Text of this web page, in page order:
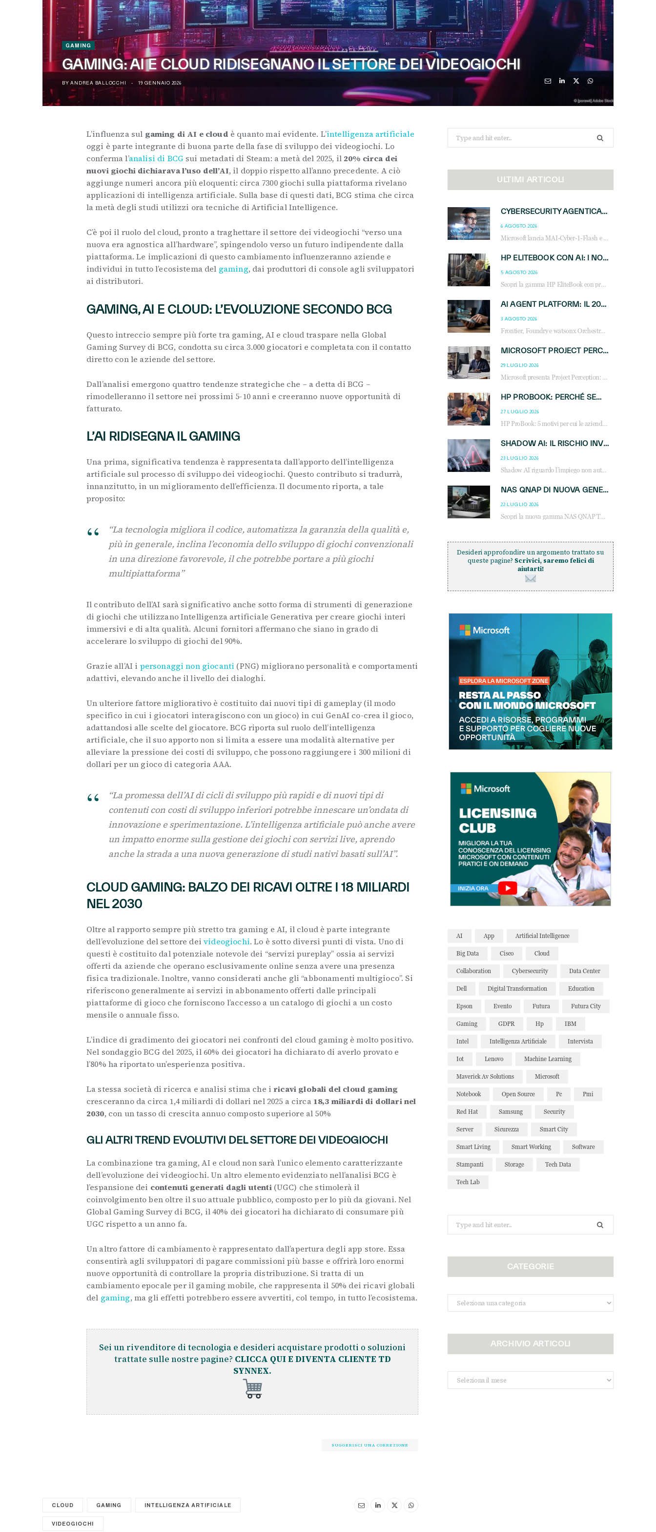
GAMING
GAMING: AI E CLOUD RIDISEGNANO IL SETTORE DEI VIDEOGIOCHI
BY ANDREA BALLOCCHI 19 GENNAIO 2026
L’influenza sul gaming di AI e cloud è quanto mai evidente. L’intelligenza artificiale
oggi è parte integrante di buona parte della fase di sviluppo dei videogiochi. Lo
conferma l’analisi di BCG sui metadati di Steam: a metà del 2025, il 20% circa dei
nuovi giochi dichiarava l’uso dell’AI, il doppio rispetto all’anno precedente. A ciò
aggiunge numeri ancora più eloquenti: circa 7300 giochi sulla piattaforma rivelano
applicazioni di intelligenza artificiale. Sulla base di questi dati, BCG stima che circa
la metà degli studi utilizzi ora tecniche di Artificial Intelligence.
C’è poi il ruolo del cloud, pronto a traghettare il settore dei videogiochi “verso una
nuova era agnostica all’hardware”, spingendolo verso un futuro indipendente dalla
piattaforma. Le implicazioni di questo cambiamento influenzeranno aziende e
individui in tutto l’ecosistema del gaming, dai produttori di console agli sviluppatori
ai distributori.
GAMING, AI E CLOUD: L’EVOLUZIONE SECONDO BCG
Questo intreccio sempre più forte tra gaming, AI e cloud traspare nella Global
Gaming Survey di BCG, condotta su circa 3.000 giocatori e completata con il contatto
diretto con le aziende del settore.
Dall’analisi emergono quattro tendenze strategiche che – a detta di BCG –
rimodelleranno il settore nei prossimi 5-10 anni e creeranno nuove opportunità di
fatturato.
L’AI RIDISEGNA IL GAMING
Una prima, significativa tendenza è rappresentata dall’apporto dell’intelligenza
artificiale sul processo di sviluppo dei videogiochi. Questo contributo si tradurrà,
innanzitutto, in un miglioramento dell’efficienza. Il documento riporta, a tale
proposito:
“La tecnologia migliora il codice, automatizza la garanzia della qualità e,
più in generale, inclina l’economia dello sviluppo di giochi convenzionali
in una direzione favorevole, il che potrebbe portare a più giochi
multipiattaforma”
Il contributo dell’AI sarà significativo anche sotto forma di strumenti di generazione
di giochi che utilizzano Intelligenza artificiale Generativa per creare giochi interi
immersivi e di alta qualità. Alcuni fornitori affermano che siano in grado di
accelerare lo sviluppo di giochi del 90%.
Grazie all’AI i personaggi non giocanti (PNG) migliorano personalità e comportamenti
adattivi, elevando anche il livello dei dialoghi.
Un ulteriore fattore migliorativo è costituito dai nuovi tipi di gameplay (il modo
specifico in cui i giocatori interagiscono con un gioco) in cui GenAI co-crea il gioco,
adattandosi alle scelte del giocatore. BCG riporta sul ruolo dell’intelligenza
artificiale, che il suo apporto non si limita a essere una modalità alternative per
alleviare la pressione dei costi di sviluppo, che possono raggiungere i 300 milioni di
dollari per un gioco di categoria AAA.
“La promessa dell’AI di cicli di sviluppo più rapidi e di nuovi tipi di
contenuti con costi di sviluppo inferiori potrebbe innescare un’ondata di
innovazione e sperimentazione. L’intelligenza artificiale può anche avere
un impatto enorme sulla gestione dei giochi con servizi live, aprendo
anche la strada a una nuova generazione di studi nativi basati sull’AI”.
CLOUD GAMING: BALZO DEI RICAVI OLTRE I 18 MILIARDI
NEL 2030
Oltre al rapporto sempre più stretto tra gaming e AI, il cloud è parte integrante
dell’evoluzione del settore deivideogiochi. Lo è sotto diversi punti di vista. Uno di
questi è costituito dal potenziale notevole dei “servizi pureplay” ossia ai servizi
offerti da aziende che operano esclusivamente online senza avere una presenza
fisica tradizionale. Inoltre, vanno considerati anche gli “abbonamenti multigioco”. Si
riferiscono generalmente ai servizi in abbonamento offerti dalle principali
piattaforme di gioco che forniscono l’accesso a un catalogo di giochi a un costo
mensile o annuale fisso.
L’indice di gradimento dei giocatori nei confronti del cloud gaming è molto positivo.
Nel sondaggio BCG del 2025, il 60% dei giocatori ha dichiarato di averlo provato e
l’80% ha riportato un’esperienza positiva.
La stessa società di ricerca e analisi stima che i ricavi globali del cloud gaming
cresceranno da circa 1,4 miliardi di dollari nel 2025 a circa 18,3 miliardi di dollari nel
2030, con un tasso di crescita annuo composto superiore al 50%
GLI ALTRI TREND EVOLUTIVI DEL SETTORE DEI VIDEOGIOCHI
La combinazione tra gaming, AI e cloud non sarà l’unico elemento caratterizzante
dell’evoluzione dei videogiochi. Un altro elemento evidenziato nell’analisi BCG è
l’espansione dei contenuti generati dagli utenti (UGC) che stimolerà il
coinvolgimento ben oltre il suo attuale pubblico, composto per lo più da giovani. Nel
Global Gaming Survey di BCG, il 40% dei giocatori ha dichiarato di consumare più
UGC rispetto a un anno fa.
Un altro fattore di cambiamento è rappresentato dall’apertura degli app store. Essa
consentirà agli sviluppatori di pagare commissioni più basse e offrirà loro enormi
nuove opportunità di controllare la propria distribuzione. Si tratta di un
cambiamento epocale per il gaming mobile, che rappresenta il 50% dei ricavi globali
del gaming, ma gli effetti potrebbero essere avvertiti, col tempo, in tutto l’ecosistema.
Sei un rivenditore di tecnologia e desideri acquistare prodotti o soluzioni
trattate sulle nostre pagine? CLICCA QUI E DIVENTA CLIENTE TD
SYNNEX.
SUGGERISCI UNA CORREZIONE
CLOUD GAMING INTELLIGENZA ARTIFICIALE
VIDEOGIOCHI
for:
ULTIMI ARTICOLI
CYBERSECURITY AGENTICA: CON PERCEPTION E MAI-CYBER-1-FLASH MICROSOFT APRE NUOVI SERVIZI PER IL CANALE
6 AGOSTO 2026
Microsoft lancia MAI-Cyber-1-Flash e Perception: cybersecurity agentica in preview dal 3 novembre. Cosa cambia per MSP, system integrator e reseller.
HP ELITEBOOK CON AI: I NOTEBOOK BUSINESS INTELLIGENTI CHE TRASFORMANO PRODUTTIVITÀ, SICUREZZA E LAVORO IBRIDO
5 AGOSTO 2026
Scopri la gamma HP EliteBook con processori Intel® Core™ Ultra e AMD Ryzen™ AI. Notebook business progettati per aumentare la produttività, migliorare la collaborazione e garantire sicurezza avanzata in ufficio e in mobilità.
AI AGENT PLATFORM: IL 2026 È L’ANNO DEL «SISTEMA OPERATIVO» PER GLI AGENTI AZIENDALI
3 AGOSTO 2026
Frontier, Foundry e watsonx Orchestrate: la guerra delle piattaforme AI agent ridisegna il mercato IT. Cosa cambia per reseller, MSP e system integrator.
MICROSOFT PROJECT PERCEPTION: COME GLI AGENTI AI CAMBIERANNO SOC, CYBERSECURITY E SERVIZI MSP
29 LUGLIO 2026
Microsoft presenta Project Perception: scopri come gli agenti AI possono trasformare cybersecurity, SOC e servizi gestiti degli MSP.
HP PROBOOK: PERCHÉ SEMPRE PIÙ AZIENDE SCELGONO NOTEBOOK PROGETTATI PER IL LAVORO MODERNO
27 LUGLIO 2026
HP ProBook: 5 motivi per cui le aziende scelgono i notebook business HP per migliorare produttività, sicurezza e gestione dell’AI.
SHADOW AI: IL RISCHIO INVISIBILE CHE LE AZIENDE POSSONO GOVERNARE
23 LUGLIO 2026
Shadow AI riguardo l’impiego non autorizzato di sistemi AI all’interno dell’azienda. E’ una pratica che si diffonde a partire dai dipendenti fino ai dirigenti e mette a repentaglio la cybersecurity, con costi più elevati per le organizzazioni. Due recenti report illustrano il fenomeno e forniscono dati in merito
NAS QNAP DI NUOVA GENERAZIONE: PIÙ PRESTAZIONI, SCALABILITÀ E PROTEZIONE DEI DATI PER LE INFRASTRUTTURE IT MODERNE
22 LUGLIO 2026
Scopri la nuova gamma NAS QNAP TS-h1465U-RP, TS-h1065eU e TS-h665U: storage aziendale con ZFS, DDR5, E1.S NVMe e connettività 2.5GbE per backup, virtualizzazione e cybersecurity.
Desideri approfondire un argomento trattato su
queste pagine? Scrivici, saremo felici di
aiutarti!
AI App Artificial Intelligence
Big Data Cisco Cloud
Collaboration Cybersecurity Data Center
Dell Digital Transformation Education
Epson Evento Futura Futura City
Gaming GDPR Hp IBM
Intel Intelligenza Artificiale Intervista
Iot Lenovo Machine Learning
Maverick Av Solutions Microsoft
Notebook Open Source Pc Pmi
Red Hat Samsung Security
Server Sicurezza Smart City
Smart Living Smart Working Software
Stampanti Storage Tech Data
Tech Lab
for:
CATEGORIE
Categorie
ARCHIVIO ARTICOLI
Archivio
Articoli